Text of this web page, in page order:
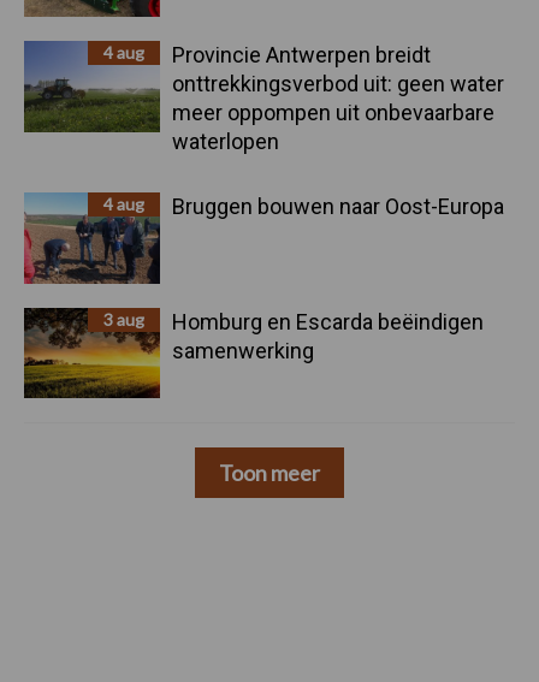
4 aug
Provincie Antwerpen breidt
onttrekkingsverbod uit: geen water
meer oppompen uit onbevaarbare
waterlopen
4 aug Bruggen bouwen naar Oost-Europa
3 aug
Homburg en Escarda beëindigen
samenwerking
Toon meer